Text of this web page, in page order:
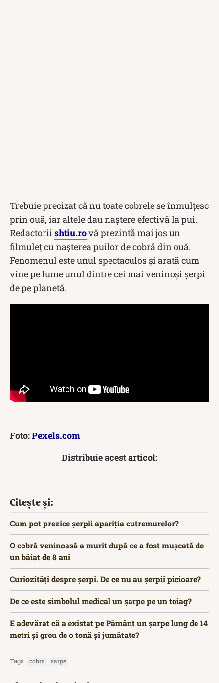
Trebuie precizat că nu toate cobrele se înmulțesc
prin ouă, iar altele dau naștere efectivă la pui.
Redactorii shtiu.rovă prezintă mai jos un
filmuleț cu nașterea puilor de cobră din ouă.
Fenomenul este unul spectaculos și arată cum
vine pe lume unul dintre cei mai veninoși șerpi
de pe planetă.
Foto:Pexels.com
Distribuie acest articol:
Citește și:
Cum pot prezice șerpii apariția cutremurelor?
O cobră veninoasă a murit după ce a fost mușcată de
un băiat de 8 ani
Curiozități despre șerpi. De ce nu au șerpii picioare?
De ce este simbolul medical un șarpe pe un toiag?
E adevărat că a existat pe Pământ un șarpe lung de 14
metri și greu de o tonă și jumătate?
Tags: cobra sarpe